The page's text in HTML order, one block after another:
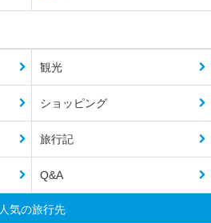
観光
ショッピング
旅行記
Q&A
人気の旅行先